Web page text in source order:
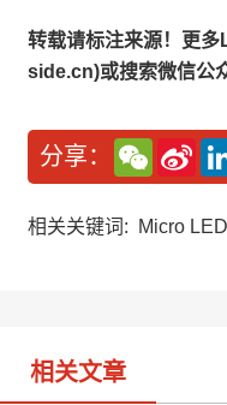
转载请标注来源！更
side.cn)或搜索微信公
分享：
W
e
C
a
S
n
W
相关关键词: Micro LED
相关文章